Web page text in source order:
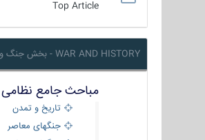
Top Article
WAR AND HISTORY - بخش جنگ و تاریخ
مباحث جامع نظامی
تاریخ و تمدن
جنگهای معاصر